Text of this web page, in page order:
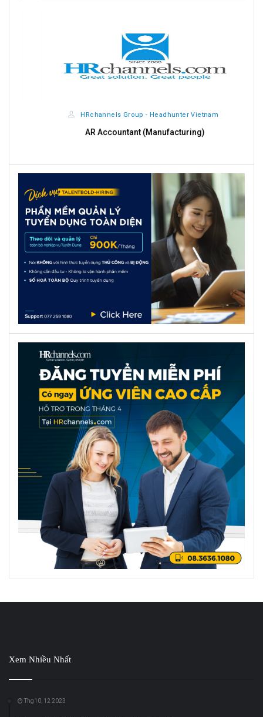
HRchannels Group - Headhunter Vietnam
AR Accountant (Manufacturing)
Xem Nhiều Nhất
Thg10, 12 2023